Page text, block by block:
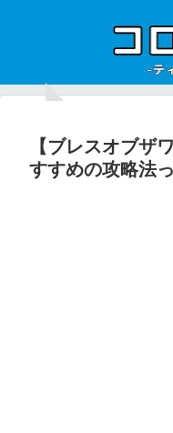
【ブレスオブザ
すすめの攻略法